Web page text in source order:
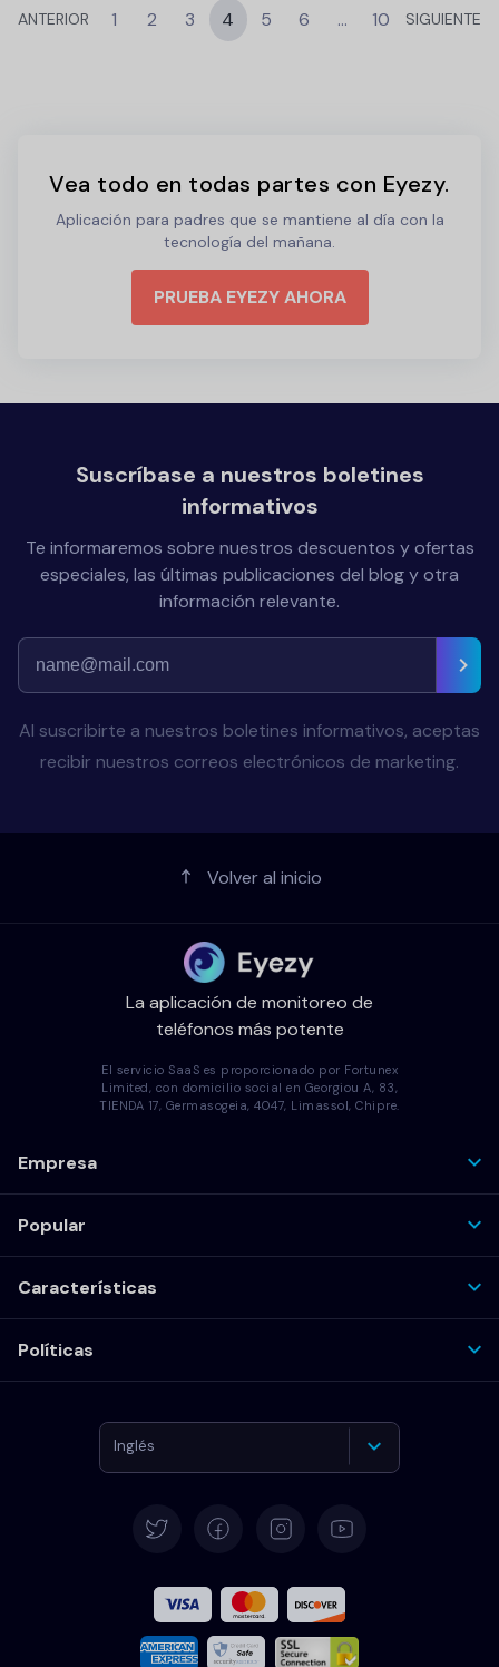
ANTERIOR 1 2 3 4 5 6 … 10 SIGUIENTE
Vea todo en todas partes con Eyezy.
Aplicación para padres que se mantiene al día con la
tecnología del mañana.
PRUEBA EYEZY AHORA
Suscríbase a nuestros boletines
informativos
Te informaremos sobre nuestros descuentos y ofertas
especiales, las últimas publicaciones del blog y otra
información relevante.
Al suscribirte a nuestros boletines informativos, aceptas
recibir nuestros correos electrónicos de marketing.
Volver al inicio
La aplicación de monitoreo de
teléfonos más potente
El servicio SaaS es proporcionado por Fortunex
Limited, con domicilio social en Georgiou A, 83,
TIENDA 17, Germasogeia, 4047, Limassol, Chipre.
Empresa
Popular
Características
Políticas
Inglés
Francés